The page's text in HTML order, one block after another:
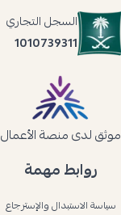
روابط مهمة
سياسة الاستبدال والإسترجاع
السجل التجاري
1010739311
موثق لدى منصة الأعمال